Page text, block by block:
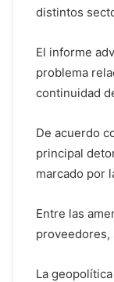
distintos
El informe
problema
continuidad
De acuerdo
principal
marcado por
Entre las
proveedores,
La